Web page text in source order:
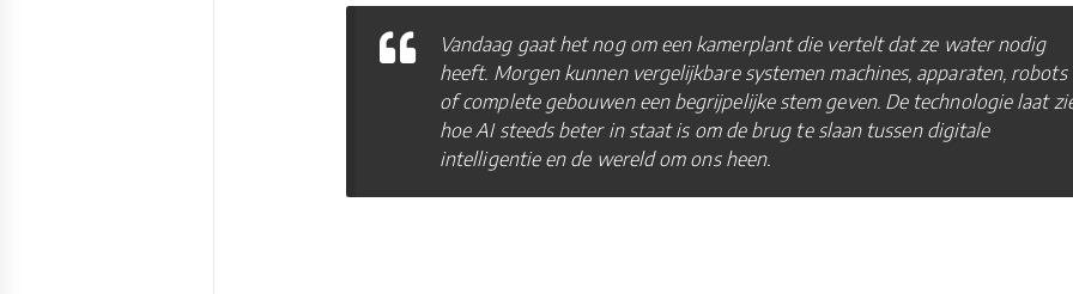
Vandaag gaat het nog om een kamerplant die vertelt dat ze water nodig
heeft. Morgen kunnen vergelijkbare systemen machines, apparaten, robots
of complete gebouwen een begrijpelijke stem geven. De technologie laat
hoe AI steeds beter in staat is om de brug te slaan tussen digitale
intelligentie en de wereld om ons heen.